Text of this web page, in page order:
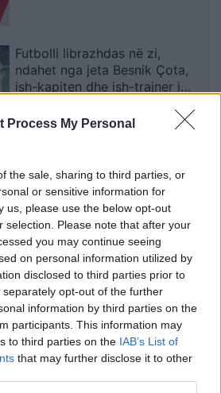
Process My Personal
the sale, sharing to third parties, or
or sensitive information for
us, please use the below opt-out
selection. Please note that after your
you may continue seeing
on personal information utilized by
disclosed to third parties prior to
opt-out of the further
information by third parties on the
participants. This information may
to third parties on the IAB’s List of
that may further disclose it to other
Futbolli librazhdas në zi,
ndahet nga jeta Besnik Çota,
ish-kapiten dhe ish-trajner i
këmbësorin; drejtuesi
shoqërohet në polici
VIDEO/ Ndërhyrja “horror” e
Enea Mihajt në MLS, mbrojtësi
ndëshkohet me të kuq dhe
gjobë